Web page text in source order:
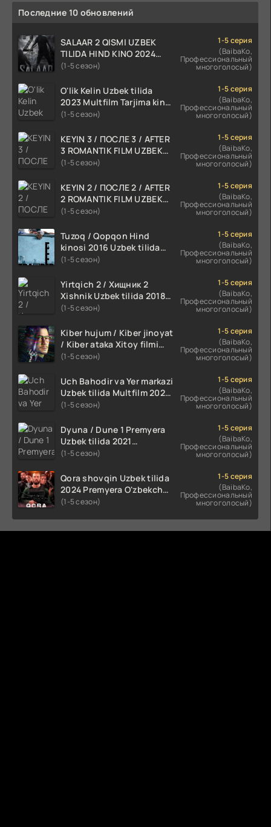
Последние 10 обновлений
SALAAR 2 QISMI UZBEK
TILIDA HIND KINO 2024
TARJIMA 720p HD Skachat
(1-5 сезон)
1-5 серия
(BaibaKo,
Профессиональный
многоголосый)
O'lik Kelin Uzbek tilida
2023 Multfilm Tarjima kino
skachat
(1-5 сезон)
1-5 серия
(BaibaKo,
Профессиональный
многоголосый)
KEYIN 3 / ПОСЛЕ 3 / AFTER
3 ROMANTIK FILM UZBEK
TILIDA 2021 TARJIMA FILM
(1-5 сезон)
1-5 серия
(BaibaKo,
Профессиональный
многоголосый)
KEYIN 2 / ПОСЛЕ 2 / AFTER
2 ROMANTIK FILM UZBEK
TILIDA 2020 TARJIMA FILM
(1-5 сезон)
1-5 серия
(BaibaKo,
Профессиональный
многоголосый)
Tuzoq / Qopqon Hind
kinosi 2016 Uzbek tilida
tarjima film HD
(1-5 сезон)
1-5 серия
(BaibaKo,
Профессиональный
многоголосый)
Yirtqich 2 / Хищник 2
Xishnik Uzbek tilida 2018-
2024 O'zbekcha tarjima
(1-5 сезон)
1-5 серия
(BaibaKo,
Профессиональный
многоголосый)
Kiber hujum / Kiber jinoyat
/ Kiber ataka Xitoy filmi
Uzbek tilida O'zbekcha
HD skachat
(1-5 сезон)
1-5 серия
(BaibaKo,
Профессиональный
многоголосый)
Uch Bahodir va Yer markazi
Uzbek tilida Multfilm 2025
tarjima HD skachat
(1-5 сезон)
1-5 серия
(BaibaKo,
Профессиональный
многоголосый)
Dyuna / Dune 1 Premyera
Uzbek tilida 2021
O'zbekcha tarjima kino HD
(1-5 сезон)
1-5 серия
(BaibaKo,
Профессиональный
многоголосый)
Qora shovqin Uzbek tilida
2024 Premyera O'zbekcha
tarjima kino HD skachat
(1-5 сезон)
1-5 серия
(BaibaKo,
Профессиональный
многоголосый)